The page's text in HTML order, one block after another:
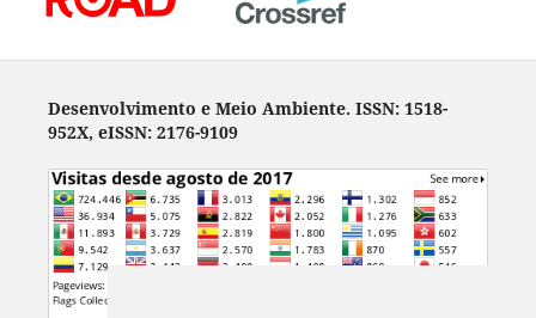
Desenvolvimento e Meio Ambiente. ISSN: 1518-
952X, eISSN: 2176-9109